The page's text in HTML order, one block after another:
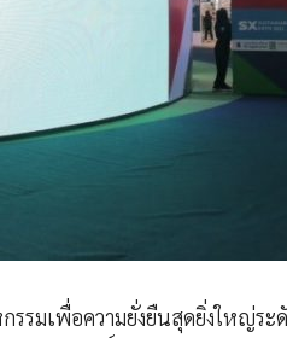
รรมเพื่อความยั่งยืนสุดยิ่งใหญ่ระ